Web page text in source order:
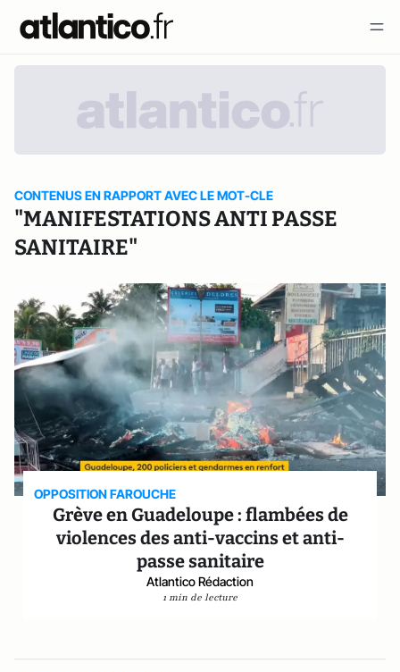
CONTENUS EN RAPPORT AVEC LE MOT-CLE
"MANIFESTATIONS ANTI PASSE
SANITAIRE"
OPPOSITION FAROUCHE
Grève en Guadeloupe : flambées de
violences des anti-vaccins et anti-
passe sanitaire
Atlantico Rédaction
1 min de lecture